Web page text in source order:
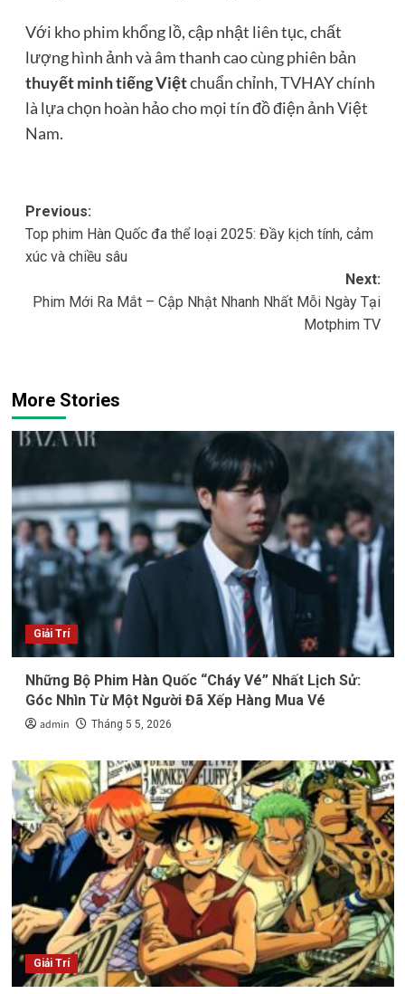
Với kho phim khổng lồ, cập nhật liên tục, chất
lượng hình ảnh và âm thanh cao cùng phiên bản
thuyết minh tiếng Việtchuẩn chỉnh, TVHAY chính
là lựa chọn hoàn hảo cho mọi tín đồ điện ảnh Việt
Nam.
Post
navigation
Previous:
Top phim Hàn Quốc đa thể loại 2025: Đầy kịch tính, cảm
xúc và chiều sâu
Next:
Phim Mới Ra Mắt – Cập Nhật Nhanh Nhất Mỗi Ngày Tại
Motphim TV
More Stories
Giải Trí
Những Bộ Phim Hàn Quốc “Cháy Vé” Nhất Lịch Sử:
Góc Nhìn Từ Một Người Đã Xếp Hàng Mua Vé
admin Tháng 5 5, 2026
Giải Trí